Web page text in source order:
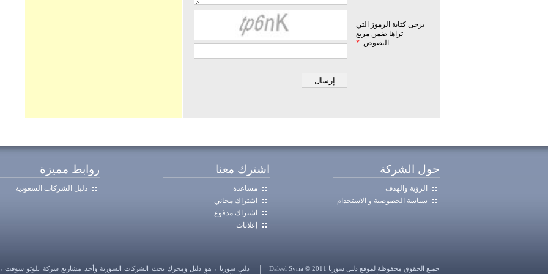
يرجى كتابة الرموز التي
تراها ضمن مربع
النصوص *
حول الشركة
الرؤية والهدف
سياسة الخصوصية و الاستخدام
اشترك معنا
مساعدة
اشتراك مجاني
اشتراك مدفوع
إعلانات
روابط مميزة
دليل الشركات السعودية
جميع الحقوق محفوظة لموقع دليل سوريا Daleel Syria © 2011
دليل سوريا ، هو دليل ومحرك بحث الشركات السورية وأحد مشاريع شركة بلوتو سوفت ،